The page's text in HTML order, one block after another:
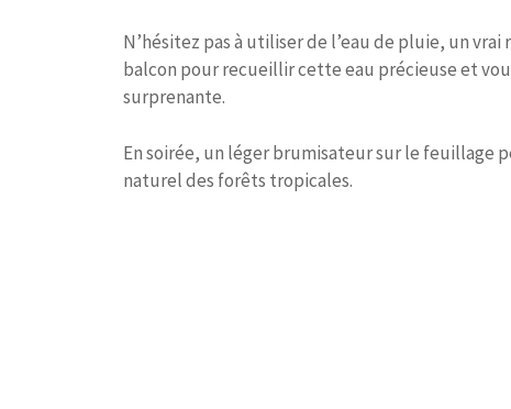
N’hésitez pas à utiliser de l’eau de pluie, un
balcon pour recueillir cette eau précieuse et
surprenante.
En soirée, un léger brumisateur sur le
naturel des forêts tropicales.